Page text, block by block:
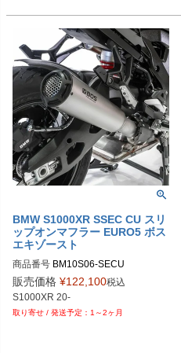
BMW S1000XR SSEC CU スリ
ップオンマフラー EURO5 ボス
エキゾースト
商品番号 BM10S06-SECU
販売価格 ¥122,100税込
1～2ヶ月